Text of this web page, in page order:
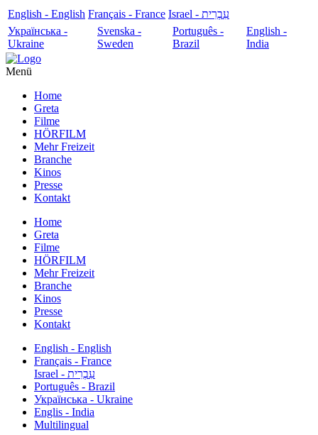
English - English Français - France
עִבְרִית - Israel
Українська -
Ukraine
Svenska -
Sweden
Português -
Brazil
English -
India
Menü
Home
Greta
Filme
HÖRFILM
Mehr Freizeit
Branche
Kinos
Presse
Kontakt
Home
Greta
Filme
HÖRFILM
Mehr Freizeit
Branche
Kinos
Presse
Kontakt
English - English
Français - France
עִבְרִית - Israel
Português - Brazil
Українська - Ukraine
Englis - India
Multilingual